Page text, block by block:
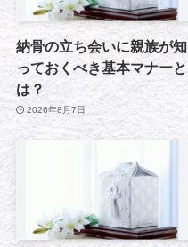
納骨の立ち会いに親族が知
っておくべき基本マナーと
は？
2026年8月7日